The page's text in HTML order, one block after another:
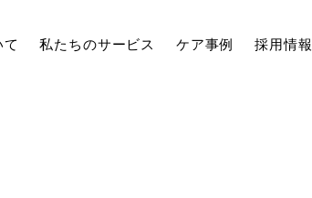
私たちのサービス ケア事例 採用情報